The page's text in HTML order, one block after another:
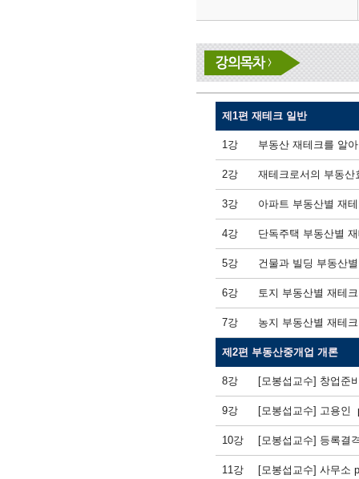
제1편 재테크 일반
1강 부동산 재테크를 알
2강 재테크로서의 부동산
3강 아파트 부동산별 재
4강 단독주택 부동산별
5강 건물과 빌딩 부동산
6강 토지 부동산별 재테
7강 농지 부동산별 재테
제2편 부동산중개업 개론
8강 [모봉섭교수] 창업준
9강 [모봉섭교수] 고용인
10강 [모봉섭교수] 등록결
11강 [모봉섭교수] 사무소